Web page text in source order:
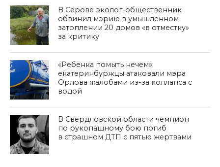
В Серове эколог-общественник
обвинил мэрию в умышленном
затоплении 20 домов «в отместку»
за критику
«Ребёнка помыть нечем»:
екатеринбуржцы атаковали мэра
Орлова жалобами из-за коллапса с
водой
В Свердловской области чемпион
по рукопашному бою погиб
в страшном ДТП с пятью жертвами